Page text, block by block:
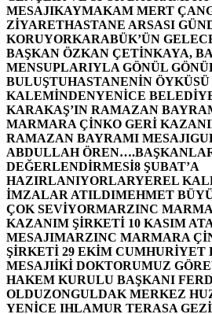
MESAJIKAYMAKAM MERT
ZİYARETHASTANE ARSASI
KORUYORKARABÜK’ÜN
BAŞKAN ÖZKAN ÇETİNKAYA,
MENSUPLARIYLA GÖNÜL
BULUŞTUHASTANENİN
KALEMİNDENYENİCE
KARAKAŞ’IN RAMAZAN
MARMARA ÇİNKO GERİ
RAMAZAN BAYRAMI MESAJI
ABDULLAH ÖREN….
DEĞERLENDİRMESİ8 ŞUBAT’A
HAZIRLANIYORLARYEREL
İMZALAR ATILDIMEHMET
ÇOK SEVİYORMARZINC
KAZANIM ŞİRKETİ 10 KASIM
MESAJIMARZINC MARMARA
ŞİRKETİ 29 EKİM
MESAJIİKİ DOKTORUMUZ
HAKEM KURULU BAŞKANI
OLDUZONGULDAK MERKEZ
YENİCE IHLAMUR TERASA GEZİ